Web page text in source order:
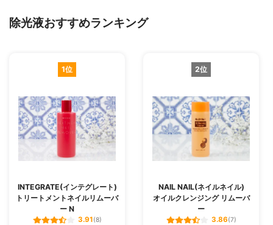
除光液おすすめランキング
1位
INTEGRATE(インテグレート)
トリートメントネイルリムーバ
ー N
3.91(8)
2位
NAIL NAIL(ネイルネイル)
オイルクレンジング リムーバ
ー
3.86(7)